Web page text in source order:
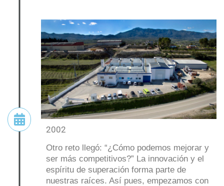
2002
Otro reto llegó: “¿Cómo podemos mejorar y
ser más competitivos?” La innovación y el
espíritu de superación forma parte de
nuestras raíces. Así pues, empezamos con